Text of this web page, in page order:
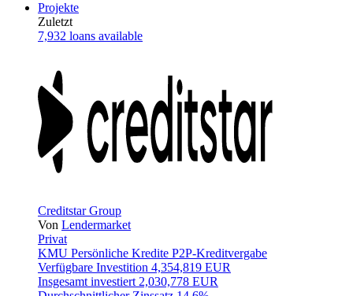
Projekte
Zuletzt
7,932 loans available
Creditstar Group
Von Lendermarket
Privat
KMU Persönliche Kredite P2P-Kreditvergabe
Verfügbare Investition 4,354,819 EUR
Insgesamt investiert 2,030,778 EUR